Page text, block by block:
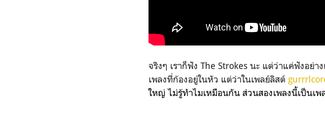
จริงๆ เราก็ฟัง The Strokes นะ แต่ว่าแค่ฟังอย่
เพลงที่ก้องอยู่ในหัว แต่ว่าในเพลย์ลิสต์
ใหญ่ ไม่รู้ทำไมเหมือนกัน ส่วนสองเพลงนี้เป็นเพ